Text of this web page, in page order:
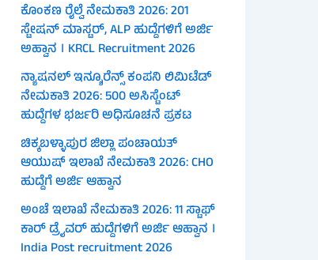
ಕೊಂಕಣ ರೈಲ್ವೆ ನೇಮಕಾತಿ 2026: 201
ಸ್ಟೇಷನ್ ಮಾಸ್ಟರ್, ALP ಹುದ್ದೆಗಳಿಗೆ ಅರ್ಜಿ
ಅಹ್ವಾನ । KRCL Recruitment 2026
ನ್ಯಾಷನಲ್ ಇನ್ಶೂರೆನ್ಸ್ ಕಂಪನಿ ಲಿಮಿಟೆಡ್
ನೇಮಕಾತಿ 2026: 500 ಅಸಿಸ್ಟೆಂಟ್
ಹುದ್ದೆಗಳ ಭರ್ಜರಿ ಅಧಿಸೂಚನೆ ಪ್ರಕಟ
ಚಿಕ್ಕಬಳ್ಳಾಪುರ ಜಿಲ್ಲಾ ಪಂಚಾಯತ್
ಆಯುಷ್ ಇಲಾಖೆ ನೇಮಕಾತಿ 2026: CHO
ಹುದ್ದೆಗೆ ಅರ್ಜಿ ಆಹ್ವಾನ
ಅಂಚೆ ಇಲಾಖೆ ನೇಮಕಾತಿ 2026: 11 ಸ್ಟಾಫ್
ಕಾರ್ ಡ್ರೈವರ್ ಹುದ್ದೆಗಳಿಗೆ ಅರ್ಜಿ ಆಹ್ವಾನ ।
India Post recruitment 2026